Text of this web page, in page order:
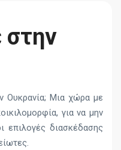
στην
Ουκρανία; Μια χώρα με
για να μην
επιλογές διασκέδασης